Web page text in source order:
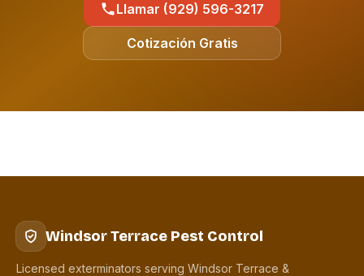
Llamar (929) 596-3217
Cotización Gratis
Windsor Terrace Pest Control
Licensed exterminators serving Windsor Terrace &